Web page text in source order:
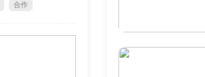
合作